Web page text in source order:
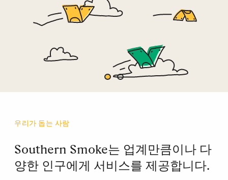
우리가 돕는 사람
Southern Smoke는 업계만큼이나 다
양한 인구에게 서비스를 제공합니다.